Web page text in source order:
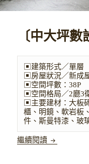
〔中大坪
▣
▣房屋狀況／新成
▣空間坪數：38P
▣空間格局／2廳3
▣主要建材： 大板
櫃、明鏡、軟岩板
件、斯曼特漆、玻
繼續閱讀 〔中大坪數